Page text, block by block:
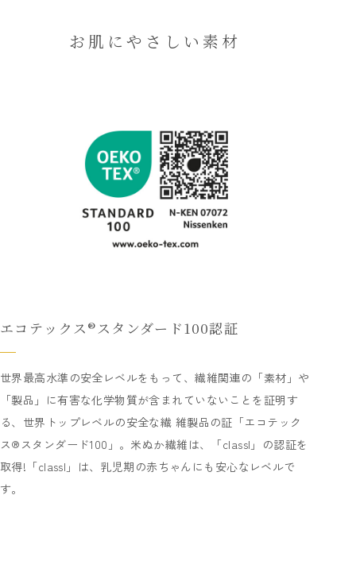
お肌にやさしい素材
エコテックス®スタンダード100認証
世界最高水準の安全レベルをもって、繊維関連の「素材」や
「製品」に有害な化学物質が含まれていないことを証明す
る、世界トップレベルの安全な繊 維製品の証「エコテック
ス®スタンダード100」。米ぬか繊維は、「classI」の認証を
取得!「classI」は、乳児期の赤ちゃんにも安心なレベルで
す。